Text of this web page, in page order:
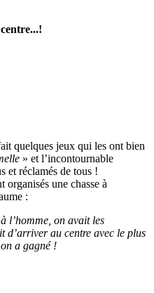
quelques jeux qui les ont bien
» et l’incontournable
et réclamés de tous !
organisés une chasse à
:
l’homme, on avait les
d’arriver au centre avec le plus
a gagné !